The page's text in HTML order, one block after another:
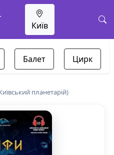
Київ
Балет Цирк
планетарій)